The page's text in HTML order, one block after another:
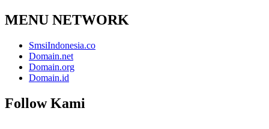
MENU NETWORK
SmsiIndonesia.co
Domain.net
Domain.org
Domain.id
Follow Kami